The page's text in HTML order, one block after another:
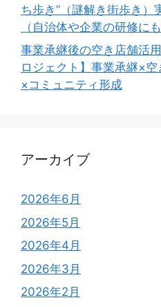
ち歩き”（謎解き街歩き）
（自治体や企業の研修に
事業承継後の空き店舗活
ロジェクト】事業承継×
×コミュニティ形成
アーカイブ
2026年6月
2026年5月
2026年4月
2026年3月
2026年2月